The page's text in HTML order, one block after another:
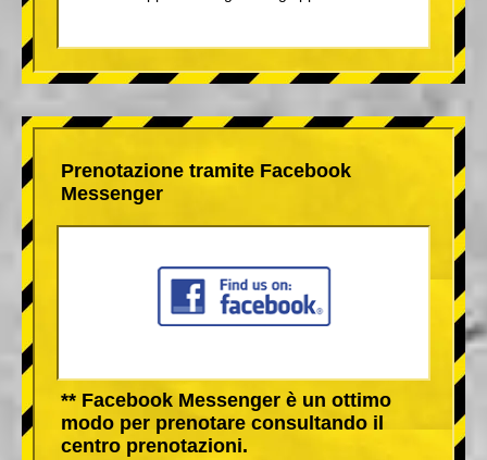
Prenotazione tramite Facebook
Messenger
** Facebook Messenger è un ottimo
modo per prenotare consultando il
centro prenotazioni.